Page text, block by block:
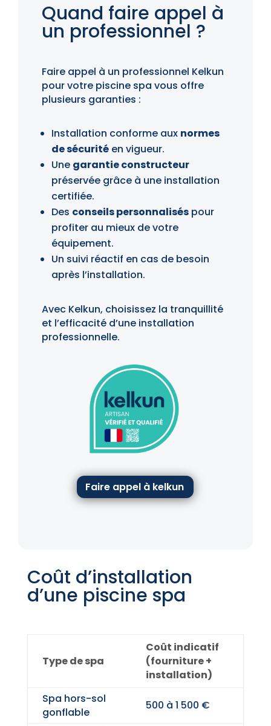
Quand faire appel à
un professionnel ?
Faire appel à un professionnel Kelkun
pour votre piscine spa vous offre
plusieurs garanties :
Installation conforme aux normes
de sécuritéen vigueur.
Une garantie constructeur
préservée grâce à une installation
certifiée.
Des conseils personnaliséspour
profiter au mieux de votre
équipement.
Un suivi réactif en cas de besoin
après l’installation.
Avec Kelkun, choisissez la tranquillité
et l’efficacité d’une installation
professionnelle.
Faire appel à kelkun
Coût d’installation
d’une piscine spa
Type de spa
Coût indicatif
(fourniture +
installation)
Spa hors-sol
gonflable
500 à 1 500 €